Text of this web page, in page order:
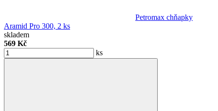
Petromax chňapky
Aramid Pro 300, 2 ks
skladem
569 Kč
ks